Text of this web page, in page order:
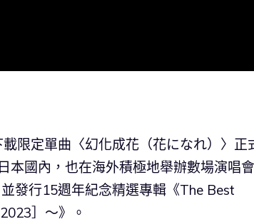
限定單曲〈幻化成花（花になれ）〉正
本國內，也在海外積極地舉辦數場演唱
發行15週年紀念精選專輯《The Best
］〜》。